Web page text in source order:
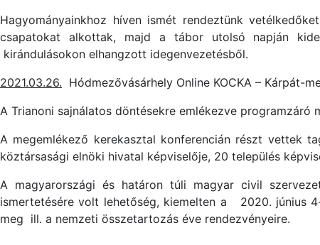
Hagyományainkhoz híven ismét rendeztünk
csapatokat alkottak, majd a tábor utolsó napján
kirándulásokon elhangzott idegenvezetésből.
2021.03.26. Hódmezővásárhely Online KOCKA – Kárpát-
A Trianoni sajnálatos döntésekre emlékezve programzáró
A megemlékező kerekasztal konferencián részt vettek
köztársasági elnöki hivatal képviselője, 20 település
A magyarországi és határon túli magyar civil
ismertetésére volt lehetőség, kiemelten a 2020. június
meg ill. a nemzeti összetartozás éve rendezvényeire.